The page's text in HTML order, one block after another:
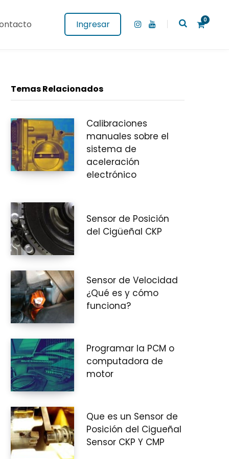
Ingresar
I
0
Temas Relacionados
Calibraciones
manuales sobre el
sistema de
aceleración
electrónico
Sensor de Posición
del Cigüeñal CKP
Sensor de Velocidad
¿Qué es y cómo
funciona?
Programar la PCM o
computadora de
motor
Que es un Sensor de
Posición del Cigueñal
Sensor CKP Y CMP